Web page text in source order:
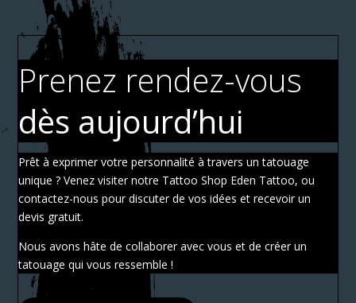
Prenez rendez-vous
dès aujourd’hui
Prêt à exprimer votre personnalité à travers un tatouage
unique ? Venez visiter notre Tattoo Shop Eden Tattoo, ou
contactez-nous pour discuter de vos idées et recevoir un
devis gratuit.
Nous avons hâte de collaborer avec vous et de créer un
tatouage qui vous ressemble !